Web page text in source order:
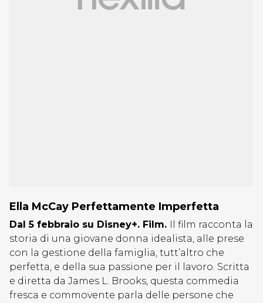
Ella McCay Perfettamente Imperfetta
Dal 5 febbraio su Disney+. Film. Il film racconta la
storia di una giovane donna idealista, alle prese
con la gestione della famiglia, tutt’altro che
perfetta, e della sua passione per il lavoro. Scritta
e diretta da James L. Brooks, questa commedia
fresca e commovente parla delle persone che